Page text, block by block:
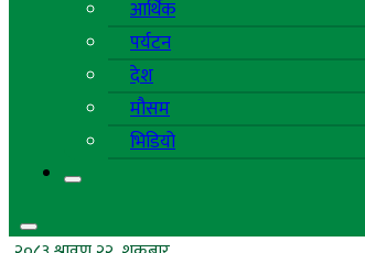
आर्थिक
पर्यटन
देश
मौसम
भिडियो